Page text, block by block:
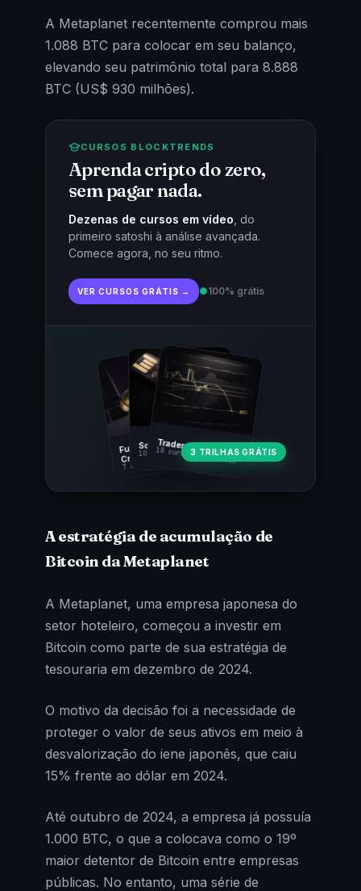
A Metaplanet recentemente comprou mais
1.088 BTC para colocar em seu balanço,
elevando seu patrimônio total para 8.888
BTC (US$ 930 milhões).
CURSOS BLOCKTRENDS
Aprenda cripto do zero,
sem pagar nada.
Dezenas de cursos em vídeo , do
primeiro satoshi à análise avançada.
Comece agora, no seu ritmo.
VER CURSOS GRÁTIS → ●100% grátis
Fundamentos
Cripto
7 cursos · 31 aulas
Trader Cripto
18 cursos · 80 aulas
Soberania Bitcoin
10 cursos · 44 aulas3 TRILHAS GRÁTIS
A estratégia de acumulação de
Bitcoin da Metaplanet
A Metaplanet, uma empresa japonesa do
setor hoteleiro, começou a investir em
Bitcoin como parte de sua estratégia de
tesouraria em dezembro de 2024.
O motivo da decisão foi a necessidade de
proteger o valor de seus ativos em meio à
desvalorização do iene japonês, que caiu
15% frente ao dólar em 2024.
Até outubro de 2024, a empresa já possuía
1.000 BTC, o que a colocava como o 19º
maior detentor de Bitcoin entre empresas
públicas. No entanto, uma série de